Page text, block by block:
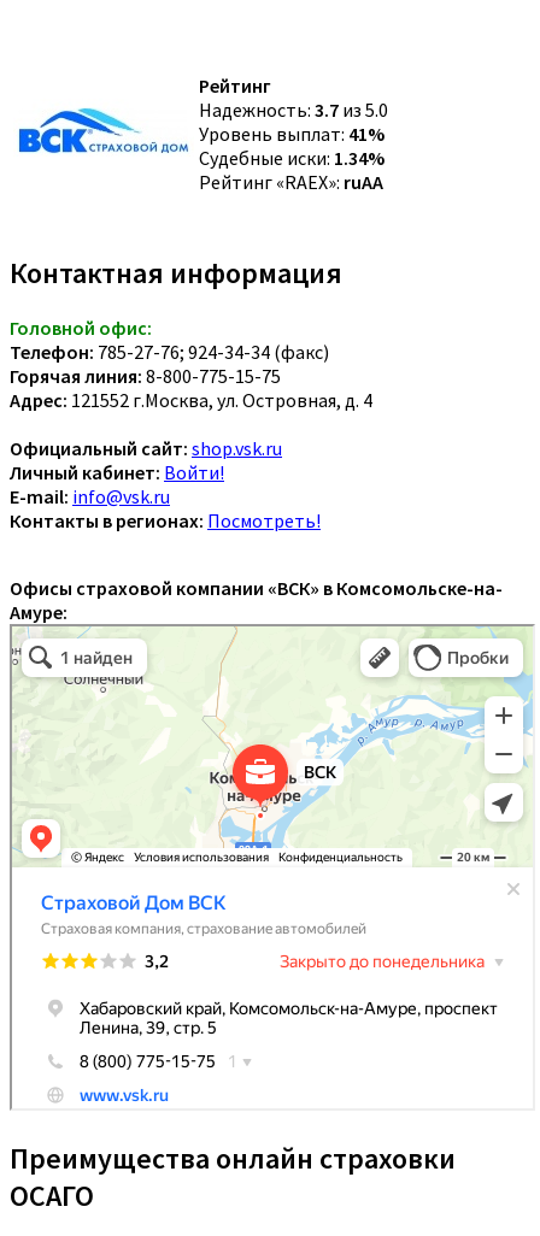
Рейтинг
Надежность: 3.7 из 5.0
Уровень выплат: 41%
Судебные иски: 1.34%
Рейтинг «RAEX»: ruAA
Контактная информация
Головной офис:
Телефон: 785-27-76; 924-34-34 (факс)
Горячая линия: 8-800-775-15-75
Адрес: 121552 г.Москва, ул. Островная, д. 4
Официальный сайт: shop.vsk.ru
Личный кабинет: Войти!
E-mail: info@vsk.ru
Контакты в регионах: Посмотреть!
Офисы страховой компании «ВСК» в Комсомольске-на-
Амуре:
Преимущества онлайн страховки
ОСАГО